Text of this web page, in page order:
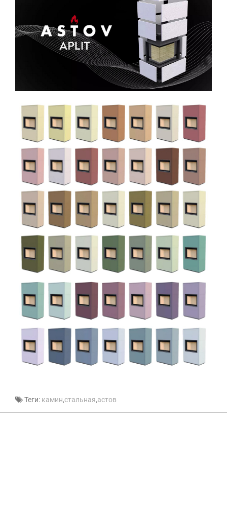
Теги: камин,стальная,астов